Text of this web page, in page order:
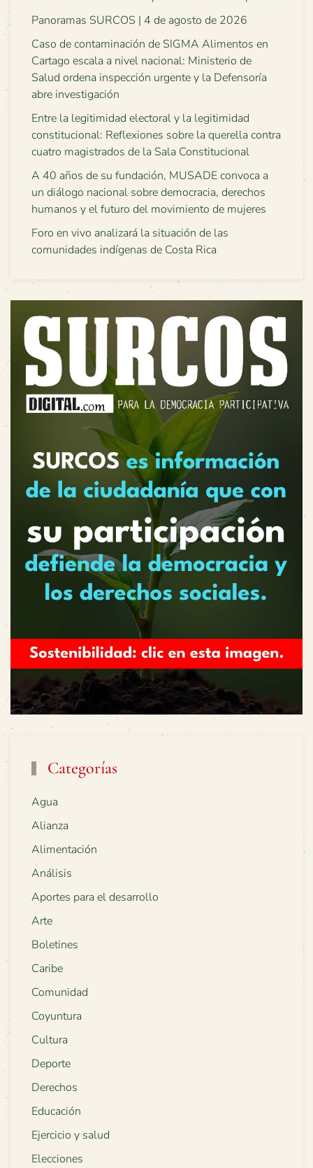
Panoramas SURCOS | 4 de agosto de 2026
Caso de contaminación de SIGMA Alimentos en
Cartago escala a nivel nacional: Ministerio de
Salud ordena inspección urgente y la Defensoría
abre investigación
Entre la legitimidad electoral y la legitimidad
constitucional: Reflexiones sobre la querella contra
cuatro magistrados de la Sala Constitucional
A 40 años de su fundación, MUSADE convoca a
un diálogo nacional sobre democracia, derechos
humanos y el futuro del movimiento de mujeres
Foro en vivo analizará la situación de las
comunidades indígenas de Costa Rica
Categorías
Agua
Alianza
Alimentación
Análisis
Aportes para el desarrollo
Arte
Boletines
Caribe
Comunidad
Coyuntura
Cultura
Deporte
Derechos
Educación
Ejercicio y salud
Elecciones